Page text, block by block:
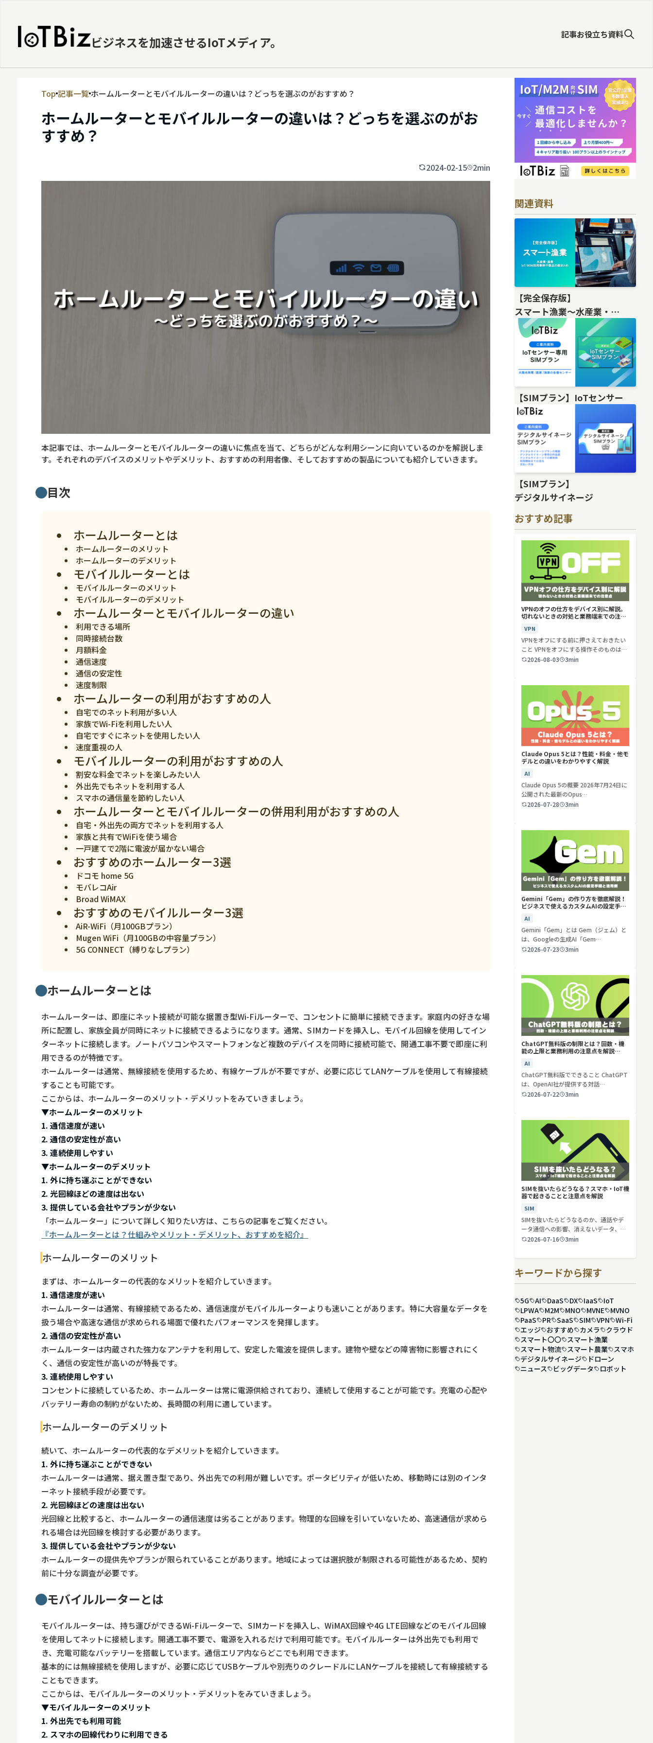
ビジネスを加速させるIoTメディア。 記事お役立ち資料
MVNE
エッジ
5G
クラウド
ロボット
スマート物流
デジタルサイネージ
カメラ
Wi-Fi
SaaS
AI
Top 記事一覧 ホームルーターとモバイルルーターの違いは？どっちを選ぶのがおすすめ？
ホームルーターとモバイルルーターの違いは？どっちを選ぶのがお
すすめ？
2024-02-15 2min
本記事では、ホームルーターとモバイルルーターの違いに焦点を当て、どちらがどんな利用シーンに向いているのかを解説しま
す。それぞれのデバイスのメリットやデメリット、おすすめの利用者像、そしておすすめの製品についても紹介していきます。
目次
ホームルーターとは
ホームルーターのメリット
ホームルーターのデメリット
モバイルルーターとは
モバイルルーターのメリット
モバイルルーターのデメリット
ホームルーターとモバイルルーターの違い
利用できる場所
同時接続台数
月額料金
通信速度
通信の安定性
速度制限
ホームルーターの利用がおすすめの人
自宅でのネット利用が多い人
家族でWi-Fiを利用したい人
自宅ですぐにネットを使用したい人
速度重視の人
モバイルルーターの利用がおすすめの人
割安な料金でネットを楽しみたい人
外出先でもネットを利用する人
スマホの通信量を節約したい人
ホームルーターとモバイルルーターの併用利用がおすすめの人
自宅・外出先の両方でネットを利用する人
家族と共有でWiFiを使う場合
一戸建てで2階に電波が届かない場合
おすすめのホームルーター3選
ドコモ home 5G
モバレコAir
Broad WiMAX
おすすめのモバイルルーター3選
AiR-WiFi（月100GBプラン）
Mugen WiFi（月100GBの中容量プラン）
5G CONNECT（縛りなしプラン）
ホームルーターとは
ホームルーターは、即座にネット接続が可能な据置き型Wi-Fiルーターで、コンセントに簡単に接続できます。家庭内の好きな場
所に配置し、家族全員が同時にネットに接続できるようになります。通常、SIMカードを挿入し、モバイル回線を使用してイン
ターネットに接続します。ノートパソコンやスマートフォンなど複数のデバイスを同時に接続可能で、開通工事不要で即座に利
用できるのが特徴です。
ホームルーターは通常、無線接続を使用するため、有線ケーブルが不要ですが、必要に応じてLANケーブルを使用して有線接続
することも可能です。
ここからは、ホームルーターのメリット・デメリットをみていきましょう。
▼ホームルーターのメリット
1. 通信速度が速い
2. 通信の安定性が高い
3. 連続使用しやすい
▼ホームルーターのデメリット
1. 外に持ち運ぶことができない
2. 光回線ほどの速度は出ない
3. 提供している会社やプランが少ない
「ホームルーター」について詳しく知りたい方は、こちらの記事をご覧ください。
『ホームルーターとは？仕組みやメリット・デメリット、おすすめを紹介』
ホームルーターのメリット
まずは、ホームルーターの代表的なメリットを紹介していきます。
1. 通信速度が速い
ホームルーターは通常、有線接続であるため、通信速度がモバイルルーターよりも速いことがあります。特に大容量なデータを
扱う場合や高速な通信が求められる場面で優れたパフォーマンスを発揮します。
2. 通信の安定性が高い
ホームルーターは内蔵された強力なアンテナを利用して、安定した電波を提供します。建物や壁などの障害物に影響されにく
く、通信の安定性が高いのが特長です。
3. 連続使用しやすい
コンセントに接続しているため、ホームルーターは常に電源供給されており、連続して使用することが可能です。充電の心配や
バッテリー寿命の制約がないため、長時間の利用に適しています。
ホームルーターのデメリット
続いて、ホームルーターの代表的なデメリットを紹介していきます。
1. 外に持ち運ぶことができない
ホームルーターは通常、据え置き型であり、外出先での利用が難しいです。ポータビリティが低いため、移動時には別のインタ
ーネット接続手段が必要です。
2. 光回線ほどの速度は出ない
光回線と比較すると、ホームルーターの通信速度は劣ることがあります。物理的な回線を引いていないため、高速通信が求めら
れる場合は光回線を検討する必要があります。
3. 提供している会社やプランが少ない
ホームルーターの提供先やプランが限られていることがあります。地域によっては選択肢が制限される可能性があるため、契約
前に十分な調査が必要です。
モバイルルーターとは
モバイルルーターは、持ち運びができるWi-Fiルーターで、SIMカードを挿入し、WiMAX回線や4G LTE回線などのモバイル回線
を使用してネットに接続します。開通工事不要で、電源を入れるだけで利用可能です。モバイルルーターは外出先でも利用で
き、充電可能なバッテリーを搭載しています。通信エリア内ならどこでも利用できます。
基本的には無線接続を使用しますが、必要に応じてUSBケーブルや別売りのクレードルにLANケーブルを接続して有線接続する
こともできます。
ここからは、モバイルルーターのメリット・デメリットをみていきましょう。
▼モバイルルーターのメリット
1. 外出先でも利用可能
2. スマホの回線代わりに利用できる
関連資料
【完全保存版】
スマート漁業〜水産業・
漁業IoT/M2M活用事例や製品の総
【SIMプラン】IoTセンサー
【SIMプラン】
デジタルサイネージ
おすすめ記事
VPNのオフの仕方をデバイス別に解説。
切れないときの対処と業務端末での注意
VPN
VPNをオフにする前に押さえておきたい
こと VPNをオフにする操作そのものは、
ど…2026-08-03 3min
Claude Opus 5とは？性能・料金・他モ
デルとの違いをわかりやすく解説
AI
Claude Opus 5の概要 2026年7月24日に
公開された最新のOpus…
2026-07-28
3min
Gemini「Gem」の作り方を徹底解説！
ビジネスで使えるカスタムAIの設定手順
AI
Gemini「Gem」とは Gem（ジェム）と
は、Googleの生成AI「Gem…
2026-07-23
3min
ChatGPT無料版の制限とは？回数・機
能の上限と業務利用の注意点を解説
AI
ChatGPT無料版でできること ChatGPT
は、OpenAI社が提供する対話…
2026-07-22
3min
SIMを抜いたらどうなる？スマホ・IoT機
器で起きることと注意点を解説
SIM
SIMを抜いたらどうなるのか、通話やデ
ータ通信への影響、消えないデータ、解
約や端…
2026-07-16 3min
キーワードから探す
5G AI DaaS DX IaaS
IoT
LPWA
M2M MNO MVNE
MVNO
PaaS
PR SaaS SIM VPN
Wi-Fi
エッジ
おすすめ カメラ
クラウド
スマート〇〇
スマート漁業
スマート物流
スマート農業
スマホ
デジタルサイネージ
ドローン
ニュース
ビッグデータ ロボット